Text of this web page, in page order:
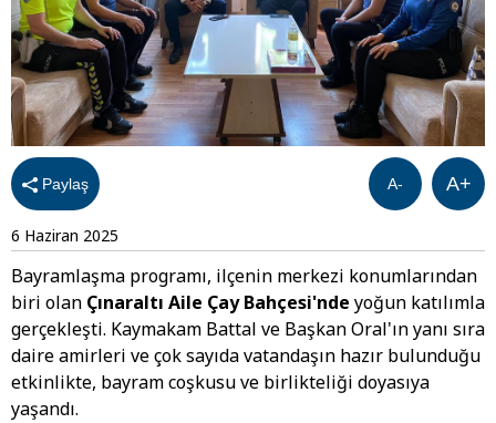
Paylaş A+
A-
6 Haziran 2025
Bayramlaşma programı, ilçenin merkezi konumlarından
biri olan Çınaraltı Aile Çay Bahçesi'nde yoğun katılımla
gerçekleşti. Kaymakam Battal ve Başkan Oral'ın yanı sıra
daire amirleri ve çok sayıda vatandaşın hazır bulunduğu
etkinlikte, bayram coşkusu ve birlikteliği doyasıya
yaşandı.